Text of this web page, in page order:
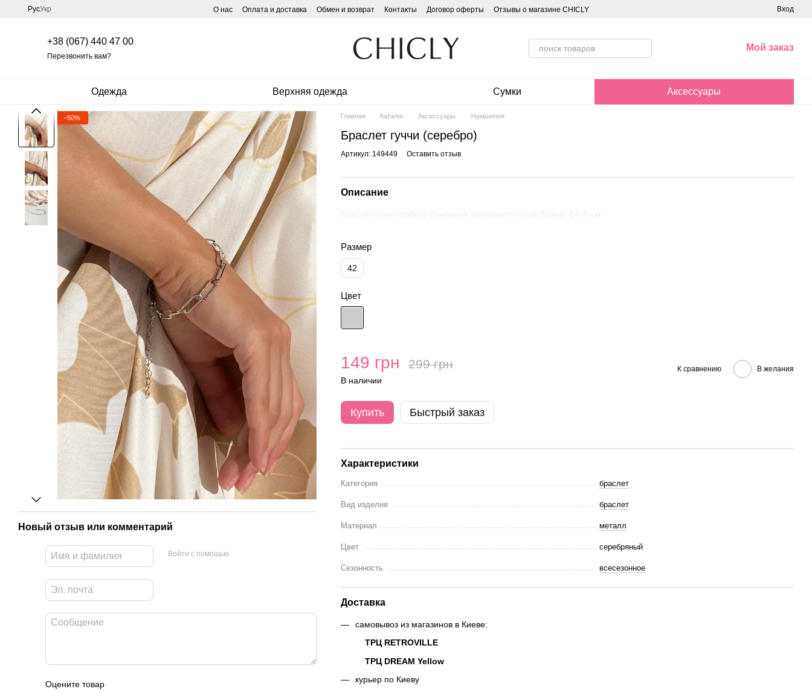
Перейти к основному контенту
РусУкр О нас Оплата и доставка Обмен и возврат Контакты Договор оферты Отзывы о магазине CHICLY Вход
+38 (067) 440 47 00
Перезвонить вам?
Мой заказ
Одежда Верхняя одежда Сумки Аксессуары
−50%
Новый отзыв или комментарий
Войти с помощью
Оцените товар
Главная Каталог Аксессуары Украшения
Браслет гуччи (серебро)
Артикул: 149449 Оставить отзыв
Описание
Браслет гуччі (срібло) Основной материал: сплав Длина: 14+5 см.
Размер
42
Цвет
149 грн 299 грн
В наличии
К сравнению В желания
Купить Быстрый заказ
Характеристики
Категория браслет
Вид изделия браслет
Материал металл
Цвет серебряный
Сезонность всесезонное
Доставка
самовывоз из магазинов в Киеве:
ТРЦ RETROVILLE
ТРЦ DREAM Yellow
курьер по Киеву